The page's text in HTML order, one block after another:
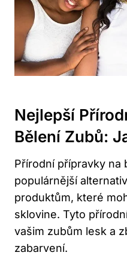
Nejlepší
Bělení Zubů:
Přírodní přípravky na
populárnější
produktům, které
sklovine. Tyto
vašim zubům lesk a
zabarvení.